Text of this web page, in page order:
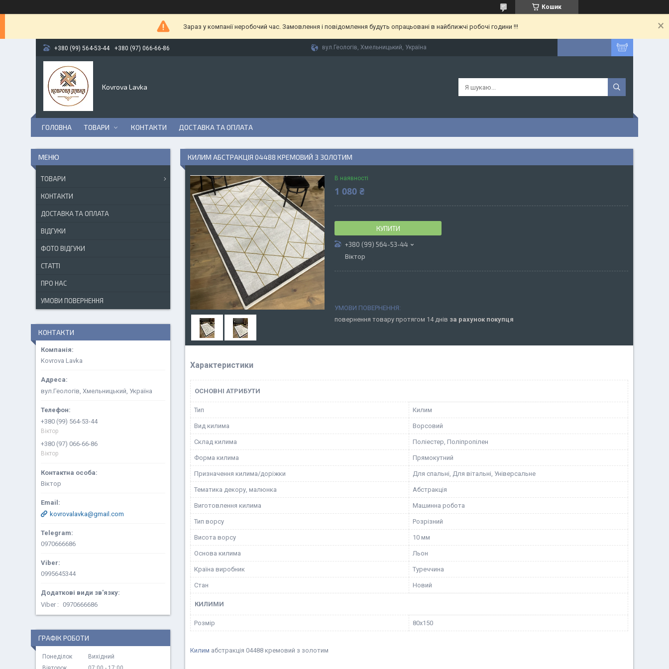
Кошик
Зараз у компанії неробочий час. Замовлення і повідомлення будуть опрацьовані в найближчі робочі години !!!
+380 (99) 564-53-44 +380 (97) 066-66-86 вул.Геологів, Хмельницький, Україна
Kovrova Lavka
ГОЛОВНА ТОВАРИ КОНТАКТИ ДОСТАВКА ТА ОПЛАТА
КИЛИМ АБСТРАКЦІЯ 04488 КРЕМОВИЙ З ЗОЛОТИМ
В наявності
1 080 ₴
КУПИТИ
+380 (99) 564-53-44
Віктор
повернення товару протягом 14 днів за рахунок покупця
Характеристики
ОСНОВНІ АТРИБУТИ
Тип Килим
Вид килима Ворсовий
Склад килима Поліестер, Поліпропілен
Форма килима Прямокутний
Призначення килима/доріжки Для спальні, Для вітальні, Універсальне
Тематика декору, малюнка Абстракція
Виготовлення килима Машинна робота
Тип ворсу Розрізний
Висота ворсу 10 мм
Основа килима Льон
Країна виробник Туреччина
Стан Новий
КИЛИМИ
Розмір 80х150
Килим абстракція 04488 кремовий з золотим
ТОВАРИ
КОНТАКТИ
ДОСТАВКА ТА ОПЛАТА
ВІДГУКИ
ФОТО ВІДГУКИ
СТАТТІ
ПРО НАС
УМОВИ ПОВЕРНЕННЯ
КОНТАКТИ
Kovrova Lavka
вул.Геологів, Хмельницький, Україна
+380 (99) 564-53-44
Віктор
+380 (97) 066-66-86
Віктор
Віктор
kovrovalavka@gmail.com
0970666686
0995645344
Viber 0970666686
ГРАФІК РОБОТИ
Понеділок
Вихідний